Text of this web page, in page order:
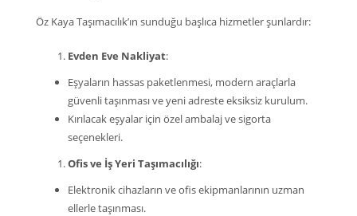
Öz Kaya Taşımacılık’ın sunduğu başlıca hizmetler şunlardır:
Evden Eve Nakliyat:
Eşyaların hassas paketlenmesi, modern araçlarla
güvenli taşınması ve yeni adreste eksiksiz kurulum.
Kırılacak eşyalar için özel ambalaj ve sigorta
seçenekleri.
Ofis ve İş Yeri Taşımacılığı:
Elektronik cihazların ve ofis ekipmanlarının uzman
ellerle taşınması.